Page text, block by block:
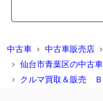
中古車 中古車販売店
仙台市青葉区の中古
クルマ買取＆販売